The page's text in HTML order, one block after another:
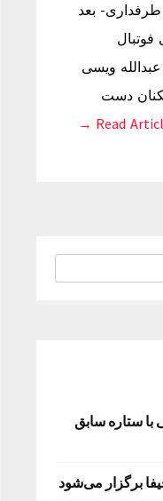
طرفداری- بعد
فوتبال
ویسی
دست
Read
ستاره سابق
برگزار می‌شود